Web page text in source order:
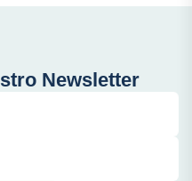
Newsletter